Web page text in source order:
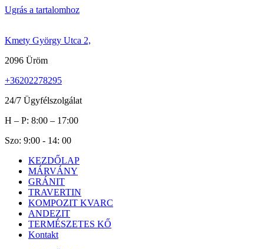
Ugrás a tartalomhoz
Kmety György Utca 2,
2096 Üröm
+36202278295
24/7 Ügyfélszolgálat
H – P: 8:00 – 17:00
Szo: 9:00 - 14: 00
KEZDŐLAP
MÁRVÁNY
GRÁNIT
TRAVERTIN
KOMPOZIT KVARC
ANDEZIT
TERMÉSZETES KŐ
Kontakt